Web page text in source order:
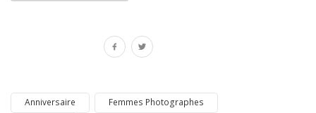
Anniversaire
Femmes Photographes